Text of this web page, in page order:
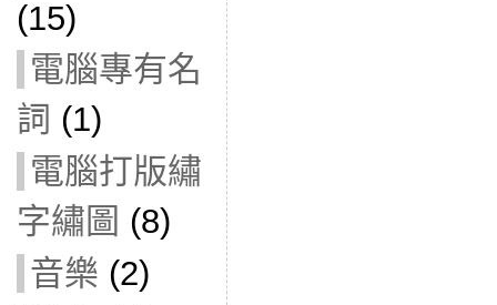
(15)
電腦專有名
詞 (1)
電腦打版繡
字繡圖 (8)
音樂 (2)